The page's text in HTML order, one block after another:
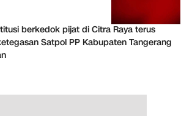
berkedok pijat di Citra Raya terus
Satpol PP Kabupaten Tangerang